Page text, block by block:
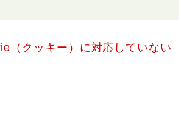
（クッキー）に対応していない